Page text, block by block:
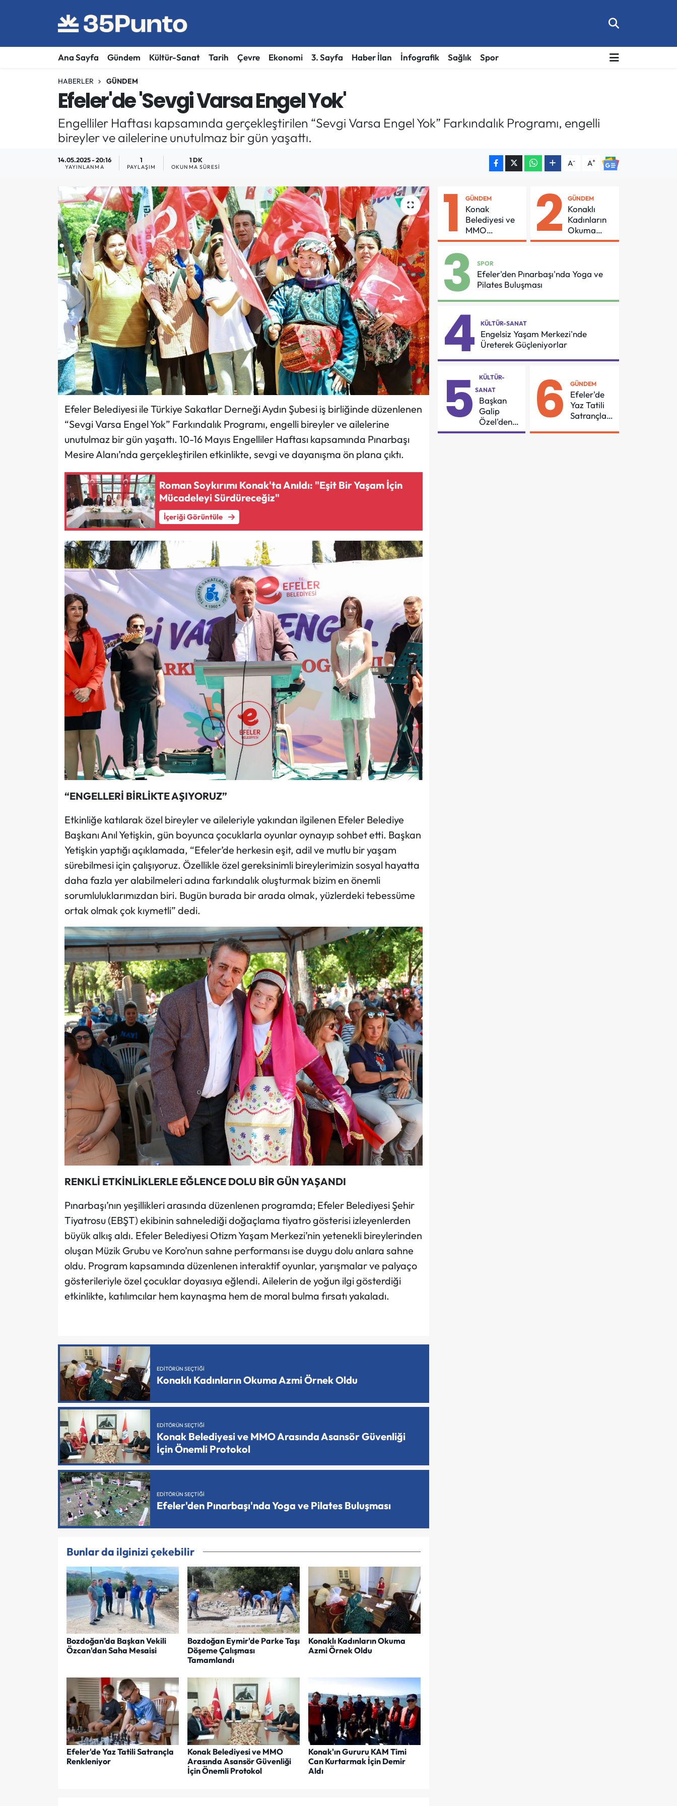
Ana Sayfa Gündem Kültür-Sanat Tarih Çevre Ekonomi 3. Sayfa Haber İlan İnfografik Sağlık Spor
HABERLER GÜNDEM
Efeler'de 'Sevgi Varsa Engel Yok'
Engelliler Haftası kapsamında gerçekleştirilen “Sevgi Varsa Engel Yok” Farkındalık Programı, engelli
bireyler ve ailelerine unutulmaz bir gün yaşattı.
14.05.2025 - 20:16
YAYINLANMA
1
PAYLAŞIM
1 DK
OKUNMA SÜRESI A- A+
Efeler Belediyesi ile Türkiye Sakatlar Derneği Aydın Şubesi iş birliğinde düzenlenen
“Sevgi Varsa Engel Yok” Farkındalık Programı, engelli bireyler ve ailelerine
unutulmaz bir gün yaşattı. 10-16 Mayıs Engelliler Haftası kapsamında Pınarbaşı
Mesire Alanı’nda gerçekleştirilen etkinlikte, sevgi ve dayanışma ön plana çıktı.
Roman Soykırımı Konak'ta Anıldı: "Eşit Bir Yaşam İçin
Mücadeleyi Sürdüreceğiz"
İçeriği Görüntüle
“ENGELLERİ BİRLİKTE AŞIYORUZ”
Etkinliğe katılarak özel bireyler ve aileleriyle yakından ilgilenen Efeler Belediye
Başkanı Anıl Yetişkin, gün boyunca çocuklarla oyunlar oynayıp sohbet etti. Başkan
Yetişkin yaptığı açıklamada, “Efeler’de herkesin eşit, adil ve mutlu bir yaşam
sürebilmesi için çalışıyoruz. Özellikle özel gereksinimli bireylerimizin sosyal hayatta
daha fazla yer alabilmeleri adına farkındalık oluşturmak bizim en önemli
sorumluluklarımızdan biri. Bugün burada bir arada olmak, yüzlerdeki tebessüme
ortak olmak çok kıymetli” dedi.
RENKLİ ETKİNLİKLERLE EĞLENCE DOLU BİR GÜN YAŞANDI
Pınarbaşı’nın yeşillikleri arasında düzenlenen programda; Efeler Belediyesi Şehir
Tiyatrosu (EBŞT) ekibinin sahnelediği doğaçlama tiyatro gösterisi izleyenlerden
büyük alkış aldı. Efeler Belediyesi Otizm Yaşam Merkezi’nin yetenekli bireylerinden
oluşan Müzik Grubu ve Koro’nun sahne performansı ise duygu dolu anlara sahne
oldu. Program kapsamında düzenlenen interaktif oyunlar, yarışmalar ve palyaço
gösterileriyle özel çocuklar doyasıya eğlendi. Ailelerin de yoğun ilgi gösterdiği
etkinlikte, katılımcılar hem kaynaşma hem de moral bulma fırsatı yakaladı.
EDITÖRÜN SEÇTIĞI
Konaklı Kadınların Okuma Azmi Örnek Oldu
EDITÖRÜN SEÇTIĞI
Konak Belediyesi ve MMO Arasında Asansör Güvenliği
İçin Önemli Protokol
EDITÖRÜN SEÇTIĞI
Efeler'den Pınarbaşı'nda Yoga ve Pilates Buluşması
Bunlar da ilginizi çekebilir
Bozdoğan'da Başkan Vekili
Özcan'dan Saha Mesaisi
Bozdoğan Eymir'de Parke Taşı
Döşeme Çalışması
Tamamlandı
Konaklı Kadınların Okuma
Azmi Örnek Oldu
Efeler'de Yaz Tatili Satrançla
Renkleniyor
Konak Belediyesi ve MMO
Arasında Asansör Güvenliği
İçin Önemli Protokol
Konak'ın Gururu KAM Timi
Can Kurtarmak İçin Demir
Aldı
1 GÜNDEM
Konak
Belediyesi ve
MMO
Arasında
Güvenliği İçin
Önemli
Protokol
2 GÜNDEM
Konaklı
Kadınların
Okuma
Azmi Örnek
3 SPOR
Efeler'den Pınarbaşı'nda Yoga ve
Pilates Buluşması
4 KÜLTÜR-SANAT
Engelsiz Yaşam Merkezi'nde
Üreterek Güçleniyorlar
5
KÜLTÜR-
SANAT
Başkan
Galip
Özel'den
55
6 GÜNDEM
Efeler'de
Yaz Tatili
Satrançla